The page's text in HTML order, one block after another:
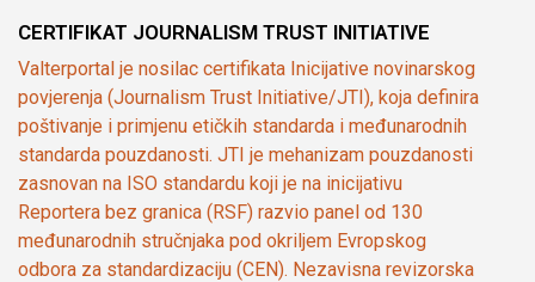
CERTIFIKAT JOURNALISM TRUST INITIATIVE
Valterportal je nosilac certifikata Inicijative novinarskog
povjerenja (Journalism Trust Initiative/JTI), koja definira
poštivanje i primjenu etičkih standarda i međunarodnih
standarda pouzdanosti. JTI je mehanizam pouzdanosti
zasnovan na ISO standardu koji je na inicijativu
Reportera bez granica (RSF) razvio panel od 130
međunarodnih stručnjaka pod okriljem Evropskog
odbora za standardizaciju (CEN). Nezavisna revizorska